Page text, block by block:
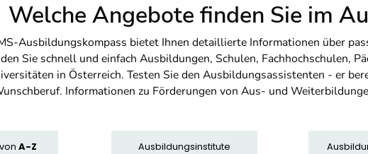
Welche Angebote finden Sie im
Ausbildungskompass bietet Ihnen detaillierte Informationen über
Sie schnell und einfach Ausbildungen, Schulen, Fachhochschulen,
in Österreich. Testen Sie den Ausbildungsassistenten - er
Informationen zu Förderungen von Aus- und
von A-Z Ausbildungsinstitute